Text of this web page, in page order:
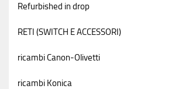
Refurbished in drop
RETI (SWITCH E ACCESSORI)
ricambi Canon-Olivetti
ricambi Konica